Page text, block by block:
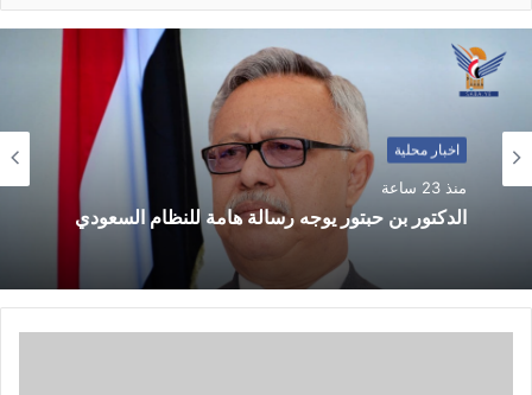
اخبار محلية
منذ 23 ساعة
الدكتور بن حبتور يوجه رسالة هامة للنظام السعودي